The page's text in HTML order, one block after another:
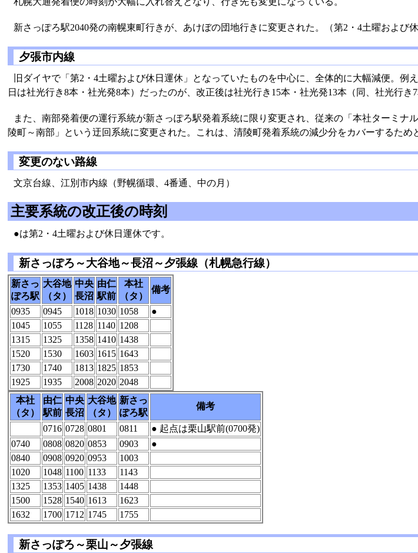
新さっぽろ駅2040発の南幌東町行きが、あけぼの団地行きに変更された。（第2・4土曜および休
夕張市内線
旧ダイヤで「第2・4土曜および休日運休」となっていたものを中心に、全体的に大幅減便。
日は社光行き8本・社光発8本）だったのが、改正後は社光行き15本・社光発13本（同、社光行き
また、南部発着便の運行系統が新さっぽろ駅発着系統に限り変更され、従来の「本社ターミ
陵町～南部」という迂回系統に変更された。これは、清陵町発着系統の減少分をカバーするため
変更のない路線
文京台線、江別市内線（野幌循環、4番通、中の月）
主要系統の改正後の時刻
●は第2・4土曜および休日運休です。
新さっぽろ～大谷地～長沼～夕張線（札幌急行線）
新さっ
ぽろ駅
大谷地
（タ）
中央
長沼
由仁
駅前
本社
（タ）
備考
0935 0945 1018 1030 1058
●
1045
1055 1128 1140 1208
1315
1325 1358 1410 1438
1520
1530 1603 1615 1643
1730
1740 1813 1825 1853
1925
1935 2008 2020 2048
本社
（タ）
由仁
駅前
中央
長沼
大谷地
（タ）
新さっ
ぽろ駅
備考
0716 0728 0801 0811
● 起点は栗山駅前(0700発)
0740
0808 0820 0853 0903
●
0840
0908 0920 0953
1003
1020
1048 1100 1133
1143
1325
1353 1405 1438
1448
1500
1528 1540 1613
1623
1632
1700 1712 1745 1755
新さっぽろ～栗山～夕張線